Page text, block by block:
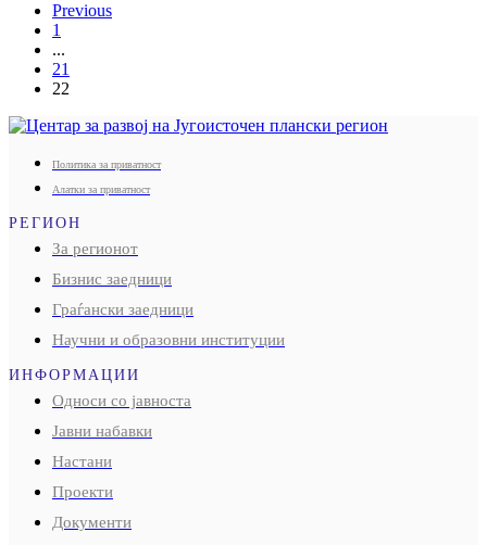
Previous
1
...
21
22
Политика за приватност
Алатки за приватност
РЕГИОН
За регионот
Бизнис заедници
Граѓански заедници
Научни и образовни институции
ИНФОРМАЦИИ
Односи со јавноста
Јавни набавки
Настани
Проекти
Документи